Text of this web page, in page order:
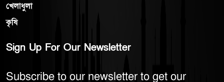
খেলাধুলা
কৃষি
Sign Up For Our Newsletter
Subscribe to our newsletter to get our